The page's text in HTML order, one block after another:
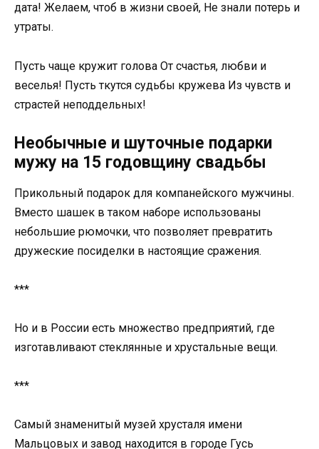
дата! Желаем, чтоб в жизни своей, Не знали потерь и
утраты.
Пусть чаще кружит голова От счастья, любви и
веселья! Пусть ткутся судьбы кружева Из чувств и
страстей неподдельных!
Необычные и шуточные подарки
мужу на 15 годовщину свадьбы
Прикольный подарок для компанейского мужчины.
Вместо шашек в таком наборе использованы
небольшие рюмочки, что позволяет превратить
дружеские посиделки в настоящие сражения.
***
Но и в России есть множество предприятий, где
изготавливают стеклянные и хрустальные вещи.
***
Самый знаменитый музей хрусталя имени
Мальцовых и завод находится в городе Гусь